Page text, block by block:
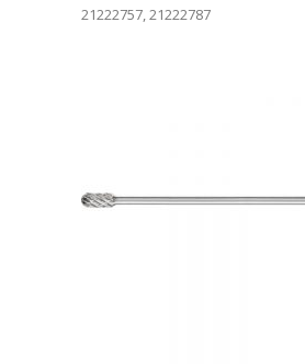
21222757, 21222787